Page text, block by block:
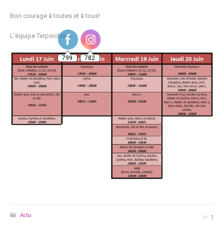
Bon courage à toutes et à tous!
L’équipe Terpsichore.
1
Actu
799 782